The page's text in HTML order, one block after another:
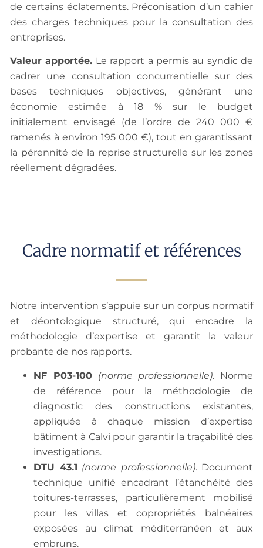
de certains éclatements. Préconisation d’un cahier
des charges techniques pour la consultation des
entreprises.
Valeur apportée. Le rapport a permis au syndic de
cadrer une consultation concurrentielle sur des
bases techniques objectives, générant une
économie estimée à 18 % sur le budget
initialement envisagé (de l’ordre de 240 000 €
ramenés à environ 195 000 €), tout en garantissant
la pérennité de la reprise structurelle sur les zones
réellement dégradées.
Cadre normatif et références
Notre intervention s’appuie sur un corpus normatif
et déontologique structuré, qui encadre la
méthodologie d’expertise et garantit la valeur
probante de nos rapports.
NF P03-100 (norme professionnelle). Norme
de référence pour la méthodologie de
diagnostic des constructions existantes,
appliquée à chaque mission d’expertise
bâtiment à Calvi pour garantir la traçabilité des
investigations.
DTU 43.1 (norme professionnelle). Document
technique unifié encadrant l’étanchéité des
toitures-terrasses, particulièrement mobilisé
pour les villas et copropriétés balnéaires
exposées au climat méditerranéen et aux
embruns.